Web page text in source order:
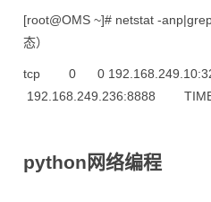
[root@OMS ~]# netstat -
态）
tcp 0 0
192.168.249.236:8888
python网络编程